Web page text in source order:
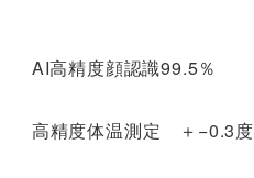
AI高精度顔認識99.5％
高精度体温測定 ＋−0.3度